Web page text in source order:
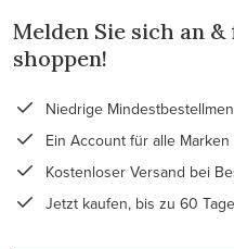
Melden Sie sich an &
shoppen!
Niedrige
Ein Account für alle Marken
Kostenloser Versand bei
Jetzt kaufen, bis zu 60